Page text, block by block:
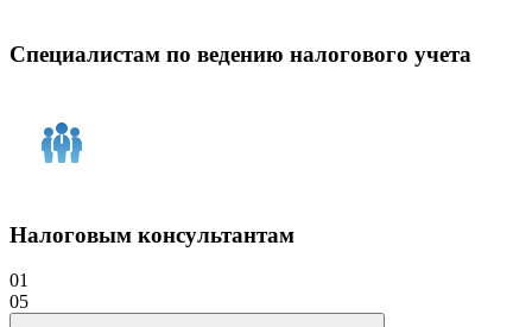
Специалистам по ведению налогового учета
Налоговым консультантам
01
05